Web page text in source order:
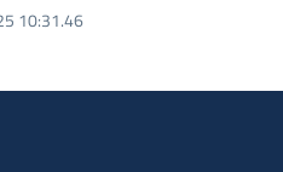
10:31.46